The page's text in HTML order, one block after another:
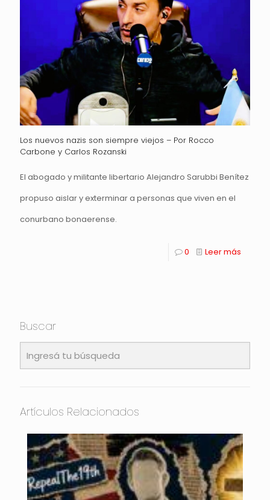
Los nuevos nazis son siempre viejos – Por Rocco
Carbone y Carlos Rozanski
El abogado y militante libertario Alejandro Sarubbi Benítez
propuso aislar y exterminar a personas que viven en el
conurbano bonaerense.
0 Leer más
Buscar
Artículos Relacionados